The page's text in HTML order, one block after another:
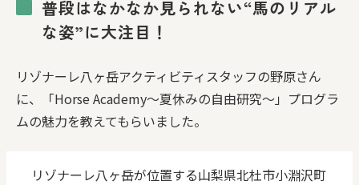
普段はなかなか見られない“馬のリアル
な姿”に大注目！
リゾナーレ八ヶ岳アクティビティスタッフの野原さん
に、「Horse Academy〜夏休みの自由研究〜」プログラ
ムの魅力を教えてもらいました。
リゾナーレ八ヶ岳が位置する山梨県北杜市小淵沢町